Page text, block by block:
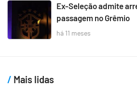
Ex-Seleção admite
passagem no Grêmio
há 11 meses
Mais lidas